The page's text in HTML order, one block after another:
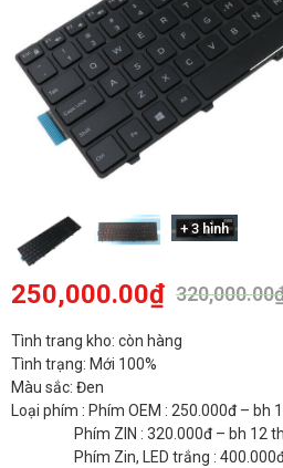
+ 3 hình
320,000.00
250,000.00₫
Tình trang kho: còn hàng
Tình trạng: Mới 100%
Màu sắc: Đen
Loại phím : Phím OEM : 250.000đ – bh
Phím ZIN : 320.000đ – bh 12
Phím Zin, LED trắng : 400.000đ